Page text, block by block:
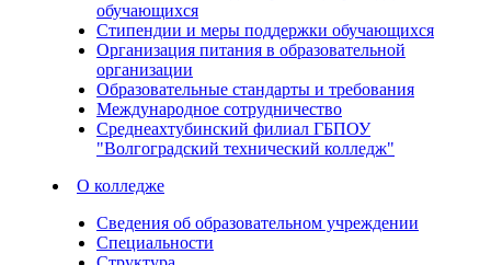
обучающихся
Стипендии и меры поддержки обучающихся
Организация питания в образовательной
организации
Образовательные стандарты и требования
Международное сотрудничество
Среднеахтубинский филиал ГБПОУ
"Волгоградский технический колледж"
О колледже
Сведения об образовательном учреждении
Специальности